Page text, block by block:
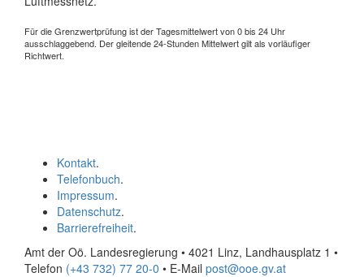
Für die Grenzwertprüfung ist der Tagesmittelwert von 0 bis 24 Uhr
ausschlaggebend. Der gleitende 24-Stunden Mittelwert gilt als vorläufiger
Richtwert.
Kontakt.
Telefonbuch.
Impressum.
Datenschutz.
Barrierefreiheit.
Amt der Oö. Landesregierung • 4021 Linz, Landhausplatz 1 •
Telefon (+43 732) 77 20-0 • E-Mail post@ooe.gv.at